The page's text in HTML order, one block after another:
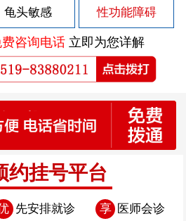
龟头敏感 性功能障碍
咨询电话立即为您详解
约挂号平台
先安排就诊 享 医师会诊